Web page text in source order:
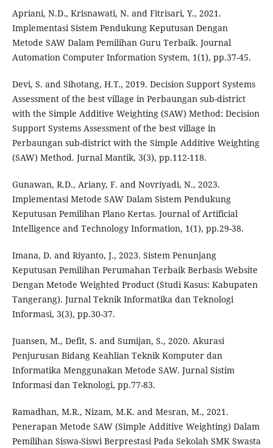
Apriani, N.D., Krisnawati, N. and Fitrisari, Y., 2021.
Implementasi Sistem Pendukung Keputusan Dengan
Metode SAW Dalam Pemilihan Guru Terbaik. Journal
Automation Computer Information System, 1(1), pp.37-45.
Devi, S. and Sihotang, H.T., 2019. Decision Support Systems
Assessment of the best village in Perbaungan sub-district
with the Simple Additive Weighting (SAW) Method: Decision
Support Systems Assessment of the best village in
Perbaungan sub-district with the Simple Additive Weighting
(SAW) Method. Jurnal Mantik, 3(3), pp.112-118.
Gunawan, R.D., Ariany, F. and Novriyadi, N., 2023.
Implementasi Metode SAW Dalam Sistem Pendukung
Keputusan Pemilihan Plano Kertas. Journal of Artificial
Intelligence and Technology Information, 1(1), pp.29-38.
Imana, D. and Riyanto, J., 2023. Sistem Penunjang
Keputusan Pemilihan Perumahan Terbaik Berbasis Website
Dengan Metode Weighted Product (Studi Kasus: Kabupaten
Tangerang). Jurnal Teknik Informatika dan Teknologi
Informasi, 3(3), pp.30-37.
Juansen, M., Defit, S. and Sumijan, S., 2020. Akurasi
Penjurusan Bidang Keahlian Teknik Komputer dan
Informatika Menggunakan Metode SAW. Jurnal Sistim
Informasi dan Teknologi, pp.77-83.
Ramadhan, M.R., Nizam, M.K. and Mesran, M., 2021.
Penerapan Metode SAW (Simple Additive Weighting) Dalam
Pemilihan Siswa-Siswi Berprestasi Pada Sekolah SMK Swasta